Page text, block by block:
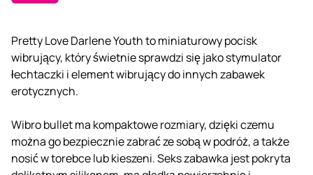
Pretty Love Darlene Youth to miniaturowy pocisk
wibrujący, który świetnie sprawdzi się jako stymulator
łechtaczki i element wibrujący do innych zabawek
erotycznych.
Wibro bullet ma kompaktowe rozmiary, dzięki czemu
można go bezpiecznie zabrać ze sobą w podróż, a także
nosić w torebce lub kieszeni. Seks zabawka jest pokryta